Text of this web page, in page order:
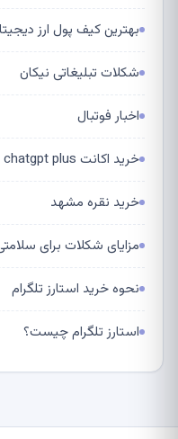
بهترین کیف پول ارز
شکلات تبلیغاتی نیکان
اخبار فوتبال
خرید اکانت chatgpt plus
خرید نقره مشهد
مزایای شکلات برای
نحوه خرید استارز تلگرام
استارز تلگرام چیست؟